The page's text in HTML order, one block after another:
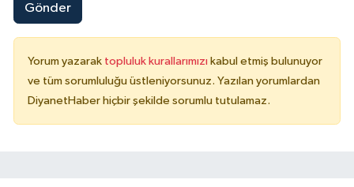
Gönder
Yorum yazarak topluluk kurallarımızı kabul etmiş bulunuyor
ve tüm sorumluluğu üstleniyorsunuz. Yazılan yorumlardan
DiyanetHaber hiçbir şekilde sorumlu tutulamaz.
Tokat Müftülüğü